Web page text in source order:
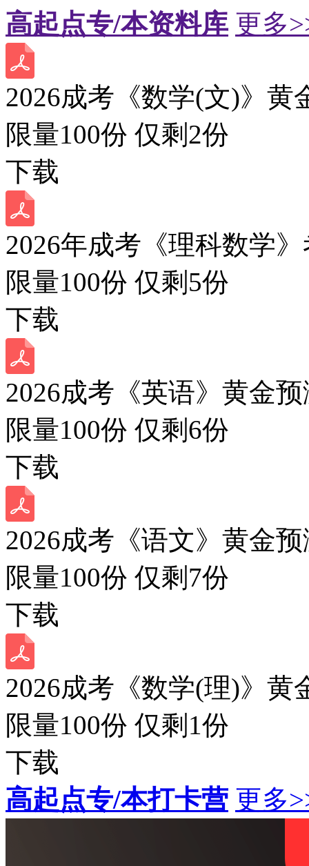
高起点专/本资料库 更多
2026成考《数学(文)》黄
限量100份 仅剩 2份
下载
2026年成考《理科数学
限量100份 仅剩 5份
下载
2026成考《英语》黄金
限量100份 仅剩 6份
下载
2026成考《语文》黄金
限量100份 仅剩 7份
下载
2026成考《数学(理)》黄
限量100份 仅剩 1份
下载
高起点专/本打卡营 更多